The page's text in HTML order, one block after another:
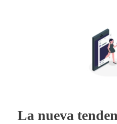
La nueva